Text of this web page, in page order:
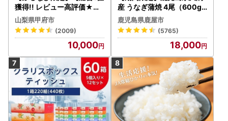
獲得!! レビュー高評価★】
〈2026年度配送分〉山梨
県産 シャインマスカット 2
～3房（1.0kg以上）シャイ
ン フルーツ FN-Limited-S
P
山梨県甲府市
(2009)
10,000
産 うなぎ蒲焼 4尾（600g
） KN007-004-04-cp18
うなぎ 鰻 魚 惣菜 総菜
鹿児島県鹿屋市
(5765)
18,000